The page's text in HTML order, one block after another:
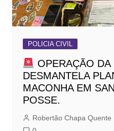
POLICIA CIVIL
OPERAÇÃO DA
DESMANTELA
MACONHA EM
POSSE.
Robertão Chapa Quente